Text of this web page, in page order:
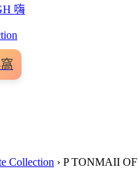
嗨
Collection › P TONMAII OF